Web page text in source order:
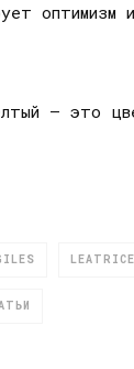
оптимизм
– это